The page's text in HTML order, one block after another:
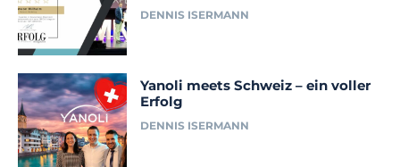
DENNIS ISERMANN
Yanoli meets Schweiz – ein voller
Erfolg
DENNIS ISERMANN